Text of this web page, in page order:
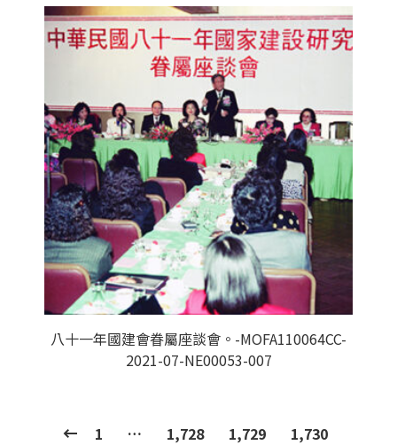
八十一年國建會眷屬座談會。-MOFA110064CC-
2021-07-NE00053-007
1 … 1,728 1,729
1,730